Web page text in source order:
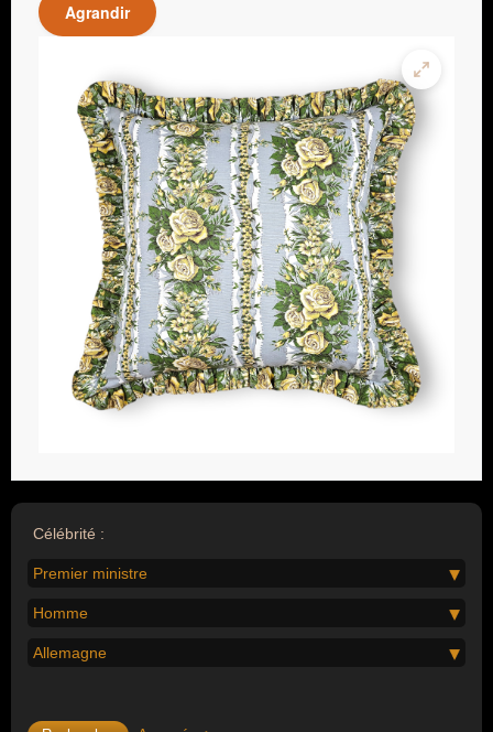
Agrandir
Célébrité :
Premier ministre
Homme
Allemagne